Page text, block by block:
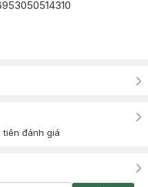
tiên đánh giá